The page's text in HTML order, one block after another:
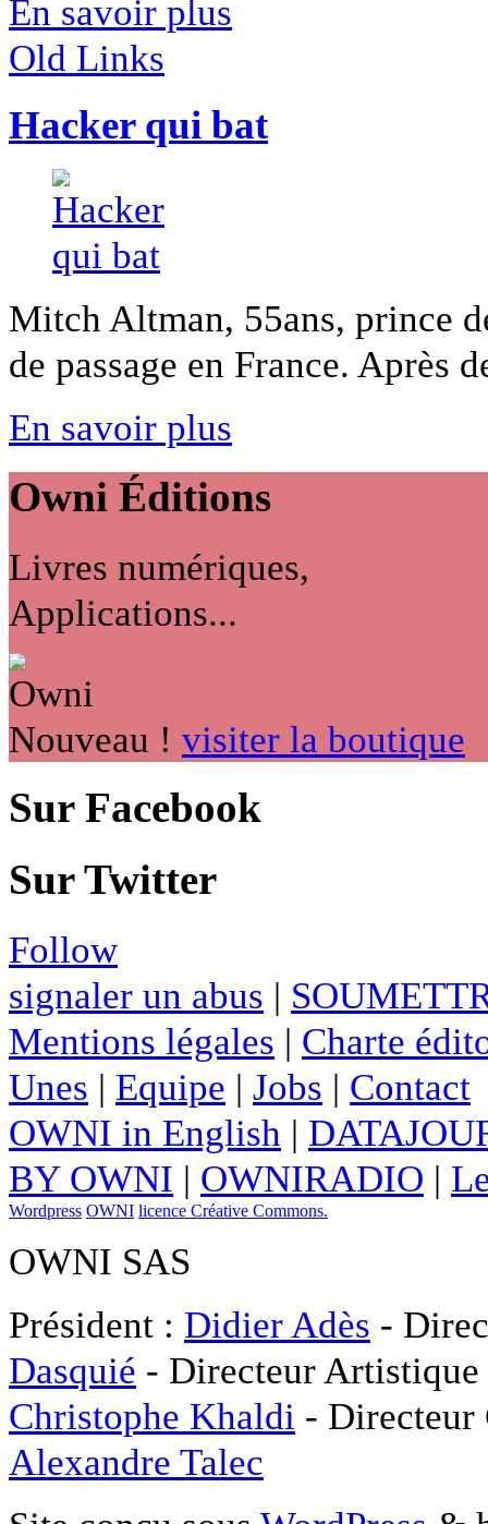
En savoir plus
Old Links
Hacker qui bat
Mitch Altman, 55ans, prince
de passage en France. Après
En savoir plus
Owni Éditions
Livres numériques,
Applications...
Nouveau ! visiter la boutique
Sur Facebook
Sur Twitter
Follow
signaler un abus |
Mentions légales | Charte
Unes | Equipe | Jobs | Contact
OWNI in English |
BY OWNI | OWNIRADIO |
Wordpress OWNI licence Créative Commons.
OWNI SAS
Président : Didier Adès -
Dasquié - Directeur
Christophe Khaldi -
Alexandre Talec